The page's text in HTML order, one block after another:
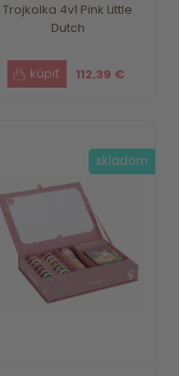
Trojkolka 4v1 Pink Little
Dutch
112.39 €
skladom